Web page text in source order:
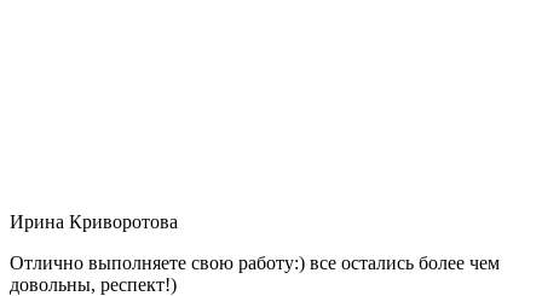
Ирина Криворотова
Отлично выполняете свою работу:) все остались более чем
довольны, респект!)